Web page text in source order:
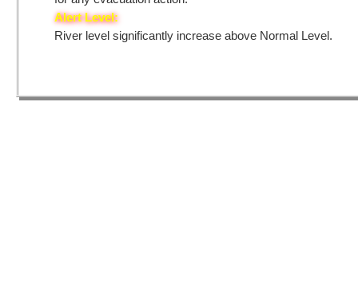
Alert Level:
River level significantly increase above Normal Level.